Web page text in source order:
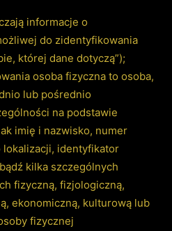
informacje o
do zidentyfikowania
której dane dotyczą”);
osoba fizyczna to osoba,
lub pośrednio
na podstawie
imię i nazwisko, numer
lokalizacji, identyfikator
kilka szczególnych
fizyczną, fizjologiczną,
ekonomiczną, kulturową lub
fizycznej